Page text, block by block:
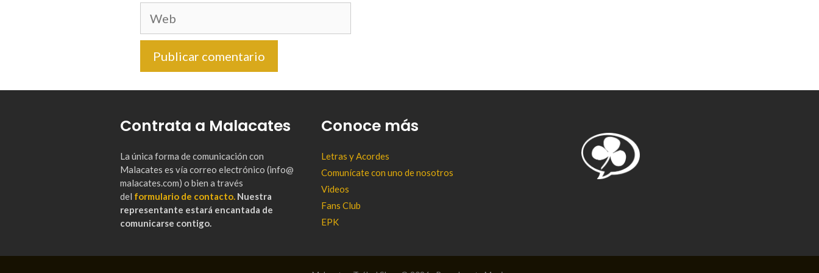
Web
Contrata a Malacates
La única forma de comunicación con
Malacates es vía correo electrónico (info@
malacates.com) o bien a través
del formulario de contacto. Nuestra
representante estará encantada de
comunicarse contigo.
Conoce más
Letras y Acordes
Comunícate con uno de nosotros
Videos
Fans Club
EPK